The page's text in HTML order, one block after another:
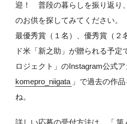
迎！ 普段の暮らしを振り返り
のお供を探してみてください。
最優秀賞（１名）、優秀賞（２
ド米「新之助」が贈られる予
ロジェクト」のInstagram公式
komepro_niigata 」で過去の作
ね。